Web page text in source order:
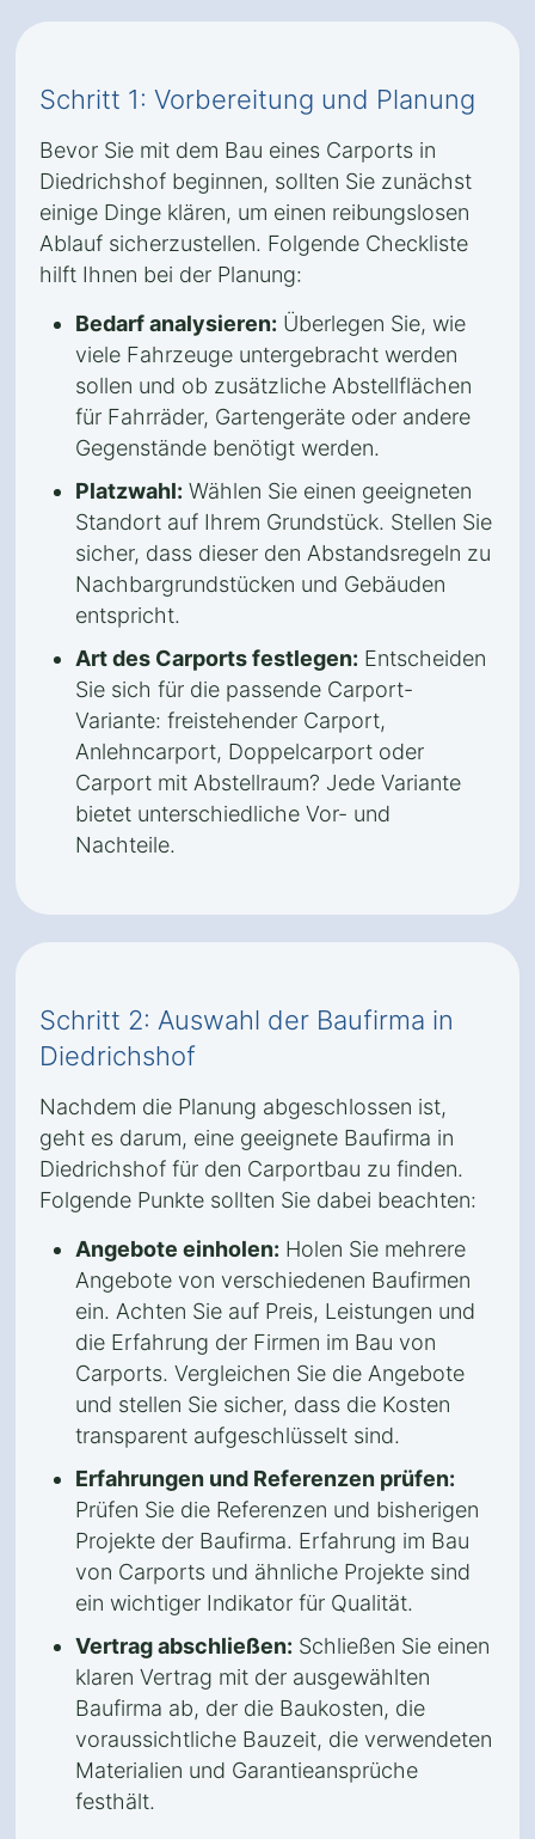
Schritt 1: Vorbereitung und Planung
Bevor Sie mit dem Bau eines Carports in
Diedrichshof beginnen, sollten Sie zunächst
einige Dinge klären, um einen reibungslosen
Ablauf sicherzustellen. Folgende Checkliste
hilft Ihnen bei der Planung:
Bedarf analysieren: Überlegen Sie, wie
viele Fahrzeuge untergebracht werden
sollen und ob zusätzliche Abstellflächen
für Fahrräder, Gartengeräte oder andere
Gegenstände benötigt werden.
Platzwahl: Wählen Sie einen geeigneten
Standort auf Ihrem Grundstück. Stellen Sie
sicher, dass dieser den Abstandsregeln zu
Nachbargrundstücken und Gebäuden
entspricht.
Art des Carports festlegen: Entscheiden
Sie sich für die passende Carport-
Variante: freistehender Carport,
Anlehncarport, Doppelcarport oder
Carport mit Abstellraum? Jede Variante
bietet unterschiedliche Vor- und
Nachteile.
Schritt 2: Auswahl der Baufirma in
Diedrichshof
Nachdem die Planung abgeschlossen ist,
geht es darum, eine geeignete Baufirma in
Diedrichshof für den Carportbau zu finden.
Folgende Punkte sollten Sie dabei beachten:
Angebote einholen: Holen Sie mehrere
Angebote von verschiedenen Baufirmen
ein. Achten Sie auf Preis, Leistungen und
die Erfahrung der Firmen im Bau von
Carports. Vergleichen Sie die Angebote
und stellen Sie sicher, dass die Kosten
transparent aufgeschlüsselt sind.
Erfahrungen und Referenzen prüfen:
Prüfen Sie die Referenzen und bisherigen
Projekte der Baufirma. Erfahrung im Bau
von Carports und ähnliche Projekte sind
ein wichtiger Indikator für Qualität.
Vertrag abschließen: Schließen Sie einen
klaren Vertrag mit der ausgewählten
Baufirma ab, der die Baukosten, die
voraussichtliche Bauzeit, die verwendeten
Materialien und Garantieansprüche
festhält.